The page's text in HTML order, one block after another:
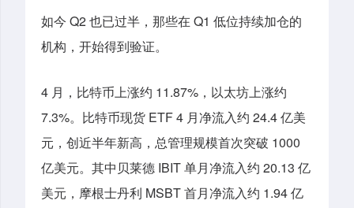
如今 Q2 也已过半 ， 那些在 Q1 低位持续加仓的
机构， 开始得到验证。
4 月，比特币上涨约 11.87%，以太坊上涨约
7.3%。比特币现货 ETF 4 月净流入约 24.4 亿美
元，创近半年新高，总管理规模首次突破 1000
亿美元。其中贝莱德 IBIT 单月净流入约 20.13 亿
美元，摩根士丹利 MSBT 首月净流入约 1.94 亿